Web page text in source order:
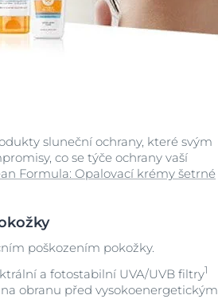
sluneční ochrany, které svým
co se týče ochrany vaší
Formula: Opalovací krémy šetrné
poškozením pokožky.
a fotostabilní UVA/UVB filtry1
obranu před vysokoenergetickým